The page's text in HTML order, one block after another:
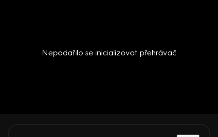
Nepodařilo se inicializovat přehrávač